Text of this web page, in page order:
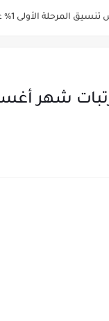
العامة 2026 جميع المدارس والمحافظات